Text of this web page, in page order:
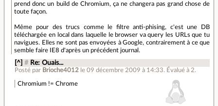
prend donc un build de Chromium, ça ne changera pas grand chose de
toute façon.
Même pour des trucs comme le filtre anti-phising, c'est une DB
téléchargée en local dans laquelle le browser va query les URLs que tu
navigues. Elles ne sont pas envoyées à Google, contrairement à ce que
semble faire IE8 d'après un précédent journal.
[^] # Re: Ouais...
Posté par Brioche4012 le 09 décembre 2009 à 14:33. Évalué à 2.
Chromium != Chrome